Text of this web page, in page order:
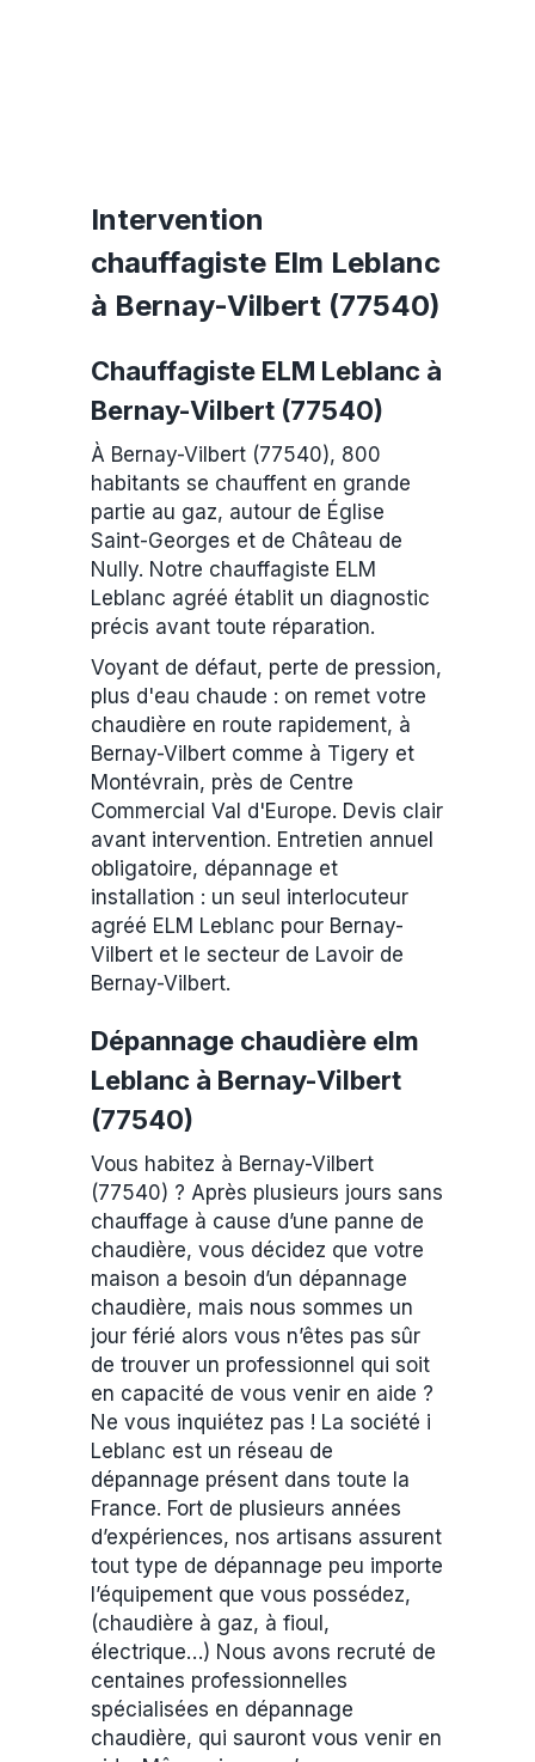
Intervention
chauffagiste Elm Leblanc
à Bernay-Vilbert (77540)
Chauffagiste ELM Leblanc à
Bernay-Vilbert (77540)
À Bernay-Vilbert (77540), 800
habitants se chauffent en grande
partie au gaz, autour de Église
Saint-Georges et de Château de
Nully. Notre chauffagiste ELM
Leblanc agréé établit un diagnostic
précis avant toute réparation.
Voyant de défaut, perte de pression,
plus d'eau chaude : on remet votre
chaudière en route rapidement, à
Bernay-Vilbert comme à Tigery et
Montévrain, près de Centre
Commercial Val d'Europe. Devis clair
avant intervention. Entretien annuel
obligatoire, dépannage et
installation : un seul interlocuteur
agréé ELM Leblanc pour Bernay-
Vilbert et le secteur de Lavoir de
Bernay-Vilbert.
Dépannage chaudière elm
Leblanc à Bernay-Vilbert
(77540)
Vous habitez à Bernay-Vilbert
(77540) ? Après plusieurs jours sans
chauffage à cause d’une panne de
chaudière, vous décidez que votre
maison a besoin d’un dépannage
chaudière, mais nous sommes un
jour férié alors vous n’êtes pas sûr
de trouver un professionnel qui soit
en capacité de vous venir en aide ?
Ne vous inquiétez pas ! La société i
Leblanc est un réseau de
dépannage présent dans toute la
France. Fort de plusieurs années
d’expériences, nos artisans assurent
tout type de dépannage peu importe
l’équipement que vous possédez,
(chaudière à gaz, à fioul,
électrique…) Nous avons recruté de
centaines professionnelles
spécialisées en dépannage
chaudière, qui sauront vous venir en